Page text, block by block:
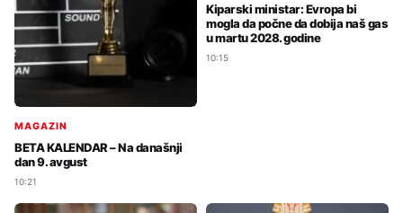
MAGAZIN
BETA KALENDAR – Na današnji
dan 9. avgust
10:21
Kiparski ministar: Evropa bi
mogla da počne da dobija naš gas
u martu 2028. godine
10:15